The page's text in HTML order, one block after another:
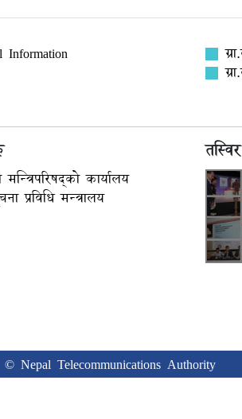
Information
मन्त्रिपरिषद्को कार्यालय
प्रविधि मन्त्रालय
Telecommunications Authority